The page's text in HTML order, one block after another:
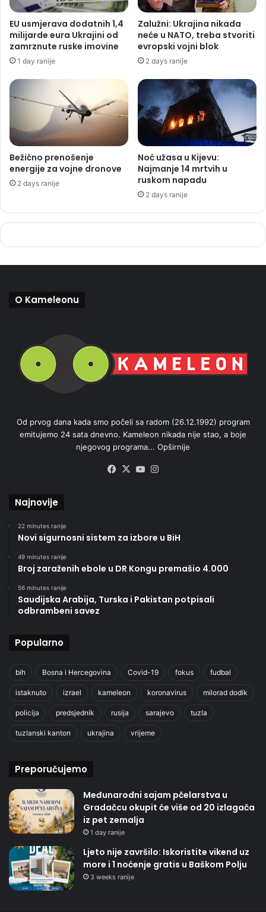
EU usmjerava dodatnih 1,4
milijarde eura Ukrajini od
zamrznute ruske imovine
1 day ranije
Zalužni: Ukrajina nikada
neće u NATO, treba stvoriti
evropski vojni blok
2 days ranije
Bežično prenošenje
energije za vojne dronove
2 days ranije
Noć užasa u Kijevu:
Najmanje 14 mrtvih u
ruskom napadu
2 days ranije
O Kameleonu
Od prvog dana kada smo počeli sa radom (26.12.1992) program
emitujemo 24 sata dnevno. Kameleon nikada nije stao, a boje
njegovog programa... Opširnije
Facebook
X YouTube
Najnovije
22 minutes ranije
Novi sigurnosni sistem za izbore u BiH
49 minutes ranije
Broj zaraženih ebole u DR Kongu premašio 4.000
56 minutes ranije
Saudijska Arabija, Turska i Pakistan potpisali
odbrambeni savez
Popularno
bih Bosna i Hercegovina Covid-19 fokus fudbal
istaknuto izrael kameleon koronavirus milorad dodik
policija predsjednik rusija sarajevo tuzla
tuzlanski kanton ukrajina vrijeme
Preporučujemo
Međunarodni sajam pčelarstva u
Gradačcu okupit će više od 20 izlagača
iz pet zemalja
1 day ranije
Ljeto nije završilo: Iskoristite vikend uz
more i 1 noćenje gratis u Baškom Polju
3 weeks ranije